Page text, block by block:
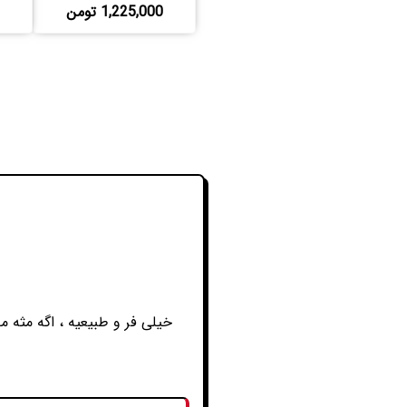
1,225,000 تومن
خیلی فر و طبیعیه ، اگه مثه